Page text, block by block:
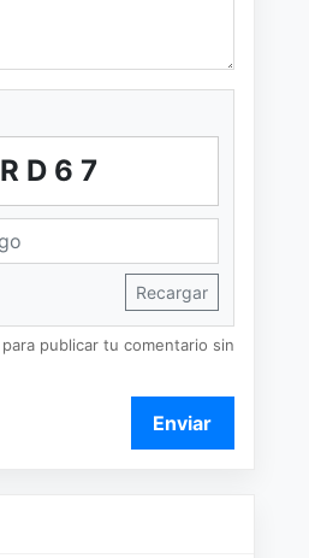
Recargar
publicar tu comentario sin
Enviar